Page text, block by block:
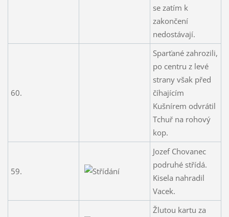
se zatím k
zakončení
nedostávají.
60.
Sparťané zahrozili,
po centru z levé
strany však před
číhajícím
Kušnírem odvrátil
Tchuř na rohový
kop.
59.
Jozef Chovanec
podruhé střídá.
Kisela nahradil
Vacek.
Žlutou kartu za